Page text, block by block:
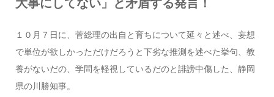
大事にしてない」と矛盾する発言！
１０月７日に、菅総理の出自と育ちについて延々と述べ、妄想
で単位が欲しかっただけだろうと下劣な推測を述べた挙句、教
養がないだの、学問を軽視しているだのと誹謗中傷した、静岡
県の川勝知事。